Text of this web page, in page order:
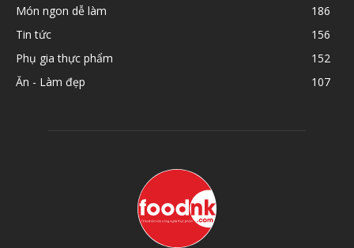
Món ngon dễ làm
186
Tin tức
156
Phụ gia thực phẩm
152
Ăn - Làm đẹp
107